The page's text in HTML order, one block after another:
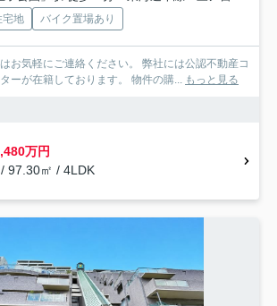
宅地 バイク置場あり
連絡ください。 弊社には公認不動産コ
ーが在籍しております。 物件の購... もっと見る
万円
97.30㎡ / 4LDK